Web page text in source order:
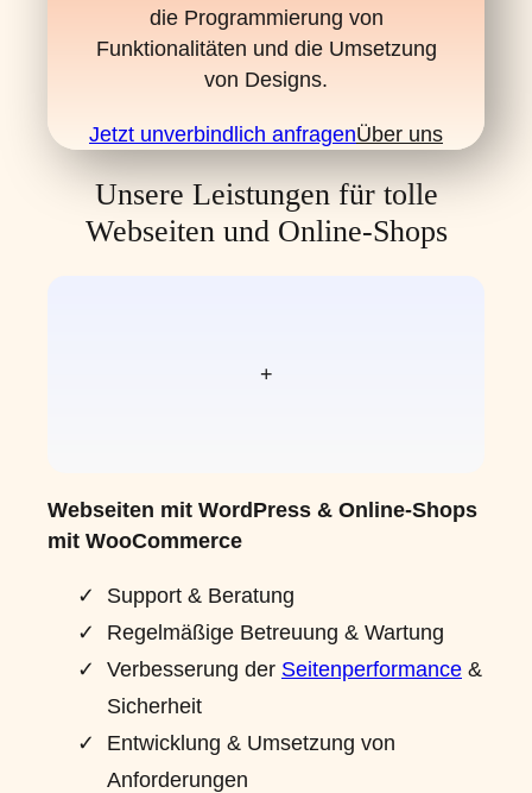
die Programmierung von
Funktionalitäten und die Umsetzung
von Designs.
Jetzt unverbindlich anfragenÜber uns
Unsere Leistungen für tolle
Webseiten und Online-Shops
+
Webseiten mit WordPress & Online-Shops
mit WooCommerce
Support & Beratung
Regelmäßige Betreuung & Wartung
Verbesserung der Seitenperformance &
Sicherheit
Entwicklung & Umsetzung von
Anforderungen